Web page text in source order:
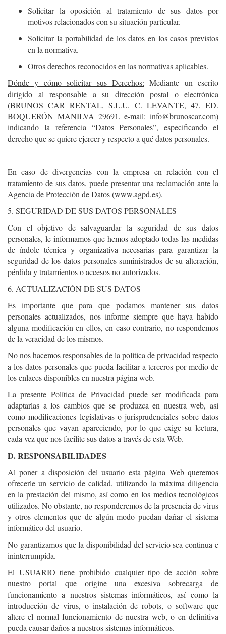
Solicitar la oposición al tratamiento de sus datos por
motivos relacionados con su situación particular.
Solicitar la portabilidad de los datos en los casos previstos
en la normativa.
Otros derechos reconocidos en las normativas aplicables.
Dónde y cómo solicitar sus Derechos: Mediante un escrito
dirigido al responsable a su dirección postal o electrónica
(BRUNOS CAR RENTAL, S.L.U. C. LEVANTE, 47, ED.
BOQUERÓN MANILVA 29691, e-mail: info@brunoscar.com)
indicando la referencia “Datos Personales”, especificando el
derecho que se quiere ejercer y respecto a qué datos personales.
En caso de divergencias con la empresa en relación con el
tratamiento de sus datos, puede presentar una reclamación ante la
Agencia de Protección de Datos (www.agpd.es).
5. SEGURIDAD DE SUS DATOS PERSONALES
Con el objetivo de salvaguardar la seguridad de sus datos
personales, le informamos que hemos adoptado todas las medidas
de índole técnica y organizativa necesarias para garantizar la
seguridad de los datos personales suministrados de su alteración,
pérdida y tratamientos o accesos no autorizados.
6. ACTUALIZACIÓN DE SUS DATOS
Es importante que para que podamos mantener sus datos
personales actualizados, nos informe siempre que haya habido
alguna modificación en ellos, en caso contrario, no respondemos
de la veracidad de los mismos.
No nos hacemos responsables de la política de privacidad respecto
a los datos personales que pueda facilitar a terceros por medio de
los enlaces disponibles en nuestra página web.
La presente Política de Privacidad puede ser modificada para
adaptarlas a los cambios que se produzca en nuestra web, así
como modificaciones legislativas o jurisprudenciales sobre datos
personales que vayan apareciendo, por lo que exige su lectura,
cada vez que nos facilite sus datos a través de esta Web.
D. RESPONSABILIDADES
Al poner a disposición del usuario esta página Web queremos
ofrecerle un servicio de calidad, utilizando la máxima diligencia
en la prestación del mismo, así como en los medios tecnológicos
utilizados. No obstante, no responderemos de la presencia de virus
y otros elementos que de algún modo puedan dañar el sistema
informático del usuario.
No garantizamos que la disponibilidad del servicio sea continua e
ininterrumpida.
El USUARIO tiene prohibido cualquier tipo de acción sobre
nuestro portal que origine una excesiva sobrecarga de
funcionamiento a nuestros sistemas informáticos, así como la
introducción de virus, o instalación de robots, o software que
altere el normal funcionamiento de nuestra web, o en definitiva
pueda causar daños a nuestros sistemas informáticos.